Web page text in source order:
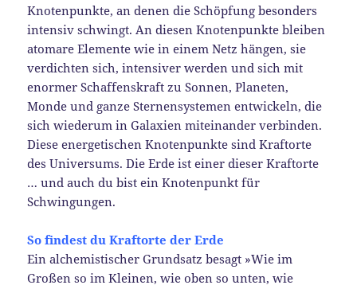
Knotenpunkte, an denen die Schöpfung besonders
intensiv schwingt. An diesen Knotenpunkte bleiben
atomare Elemente wie in einem Netz hängen, sie
verdichten sich, intensiver werden und sich mit
enormer Schaffenskraft zu Sonnen, Planeten,
Monde und ganze Sternensystemen entwickeln, die
sich wiederum in Galaxien miteinander verbinden.
Diese energetischen Knotenpunkte sind Kraftorte
des Universums. Die Erde ist einer dieser Kraftorte
… und auch du bist ein Knotenpunkt für
Schwingungen.
So findest du Kraftorte der Erde
Ein alchemistischer Grundsatz besagt »Wie im
Großen so im Kleinen, wie oben so unten, wie